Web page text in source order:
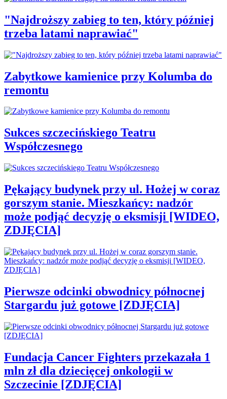
"Najdroższy zabieg to ten, który później
trzeba latami naprawiać"
Zabytkowe kamienice przy Kolumba do
remontu
Sukces szczecińskiego Teatru
Współczesnego
Pękający budynek przy ul. Hożej w coraz
gorszym stanie. Mieszkańcy: nadzór
może podjąć decyzję o eksmisji [WIDEO,
ZDJĘCIA]
Pierwsze odcinki obwodnicy północnej
Stargardu już gotowe [ZDJĘCIA]
Fundacja Cancer Fighters przekazała 1
mln zł dla dziecięcej onkologii w
Szczecinie [ZDJĘCIA]